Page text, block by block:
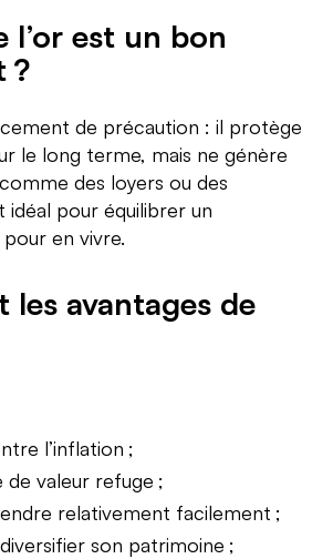
l’or est un bon
?
de précaution : il protège
le long terme, mais ne génère
des loyers ou des
idéal pour équilibrer un
en vivre.
les avantages de
l’inflation ;
de valeur refuge ;
relativement facilement ;
son patrimoine ;